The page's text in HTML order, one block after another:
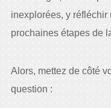
inexplorées, y
prochaines étapes de
Alors, mettez de côté
question :